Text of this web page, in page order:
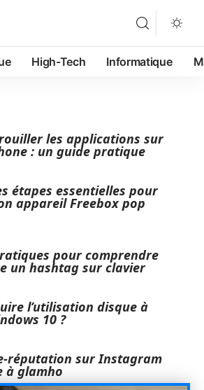
High-Tech Informatique
les applications sur
: un guide pratique
étapes essentielles pour
appareil Freebox pop
pour comprendre
un hashtag sur clavier
l’utilisation disque à
10 ?
réputation sur Instagram
à glamho